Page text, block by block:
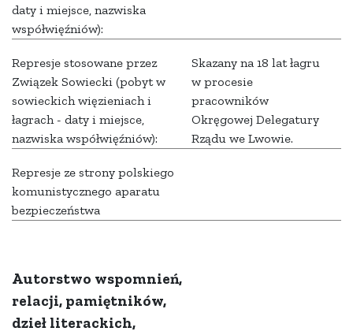
daty i miejsce, nazwiska
współwięźniów):
Represje stosowane przez
Związek Sowiecki (pobyt w
sowieckich więzieniach i
łagrach - daty i miejsce,
nazwiska współwięźniów):
Skazany na 18 lat łagru
w procesie
pracowników
Okręgowej Delegatury
Rządu we Lwowie.
Represje ze strony polskiego
komunistycznego aparatu
bezpieczeństwa
Autorstwo wspomnień,
relacji, pamiętników,
dzieł literackich,